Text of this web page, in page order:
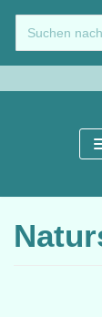
Zum
Inhalt
springen